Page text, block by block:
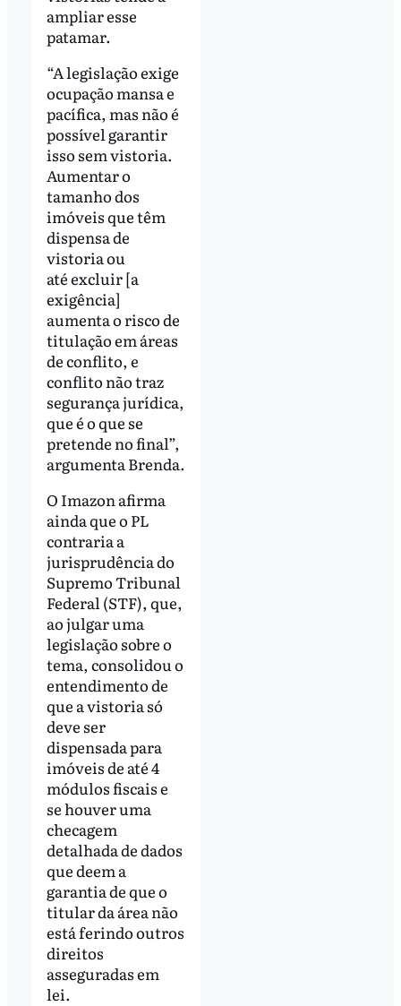
ampliar esse
patamar.
“A legislação exige
ocupação mansa e
pacífica, mas não é
possível garantir
isso sem vistoria.
Aumentar o
tamanho dos
imóveis que têm
dispensa de
vistoria ou
até excluir [a
exigência]
aumenta o risco de
titulação em áreas
de conflito, e
conflito não traz
segurança jurídica,
que é o que se
pretende no final”,
argumenta Brenda.
O Imazon afirma
ainda que o PL
contraria a
jurisprudência do
Supremo Tribunal
Federal (STF), que,
ao julgar uma
legislação sobre o
tema, consolidou o
entendimento de
que a vistoria só
deve ser
dispensada para
imóveis de até 4
módulos fiscais e
se houver uma
checagem
detalhada de dados
que deem a
garantia de que o
titular da área não
está ferindo outros
direitos
asseguradas em
lei.